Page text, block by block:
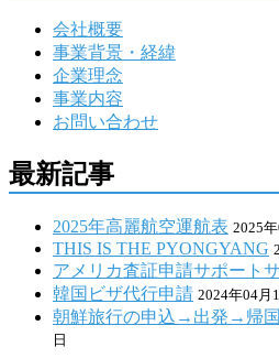
会社概要
事業背景・経緯
企業理念
事業内容
お問い合わせ
最新記事
2025年高麗航空運航表 2025
THIS IS THE PYONGYANG
アメリカ査証申請サポート
韓国ビザ代行申請 2024年04月
朝鮮旅行の申込→出発→帰
日